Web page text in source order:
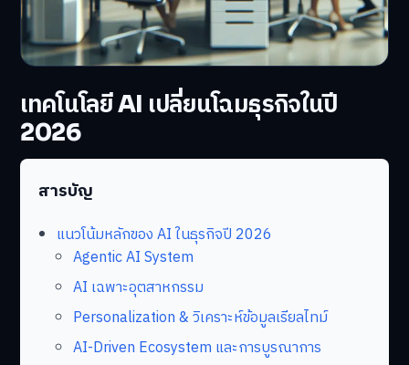
เทคโนโลยี AI เปลี่ยนโฉมธุรกิจในปี
2026
สารบัญ
แนวโน้มหลักของ AI ในธุรกิจปี 2026
Agentic AI System
AI เฉพาะอุตสาหกรรม
Personalization & วิเคราะห์ข้อมูลเรียลไทม์
AI-Driven Ecosystem และการบูรณาการ